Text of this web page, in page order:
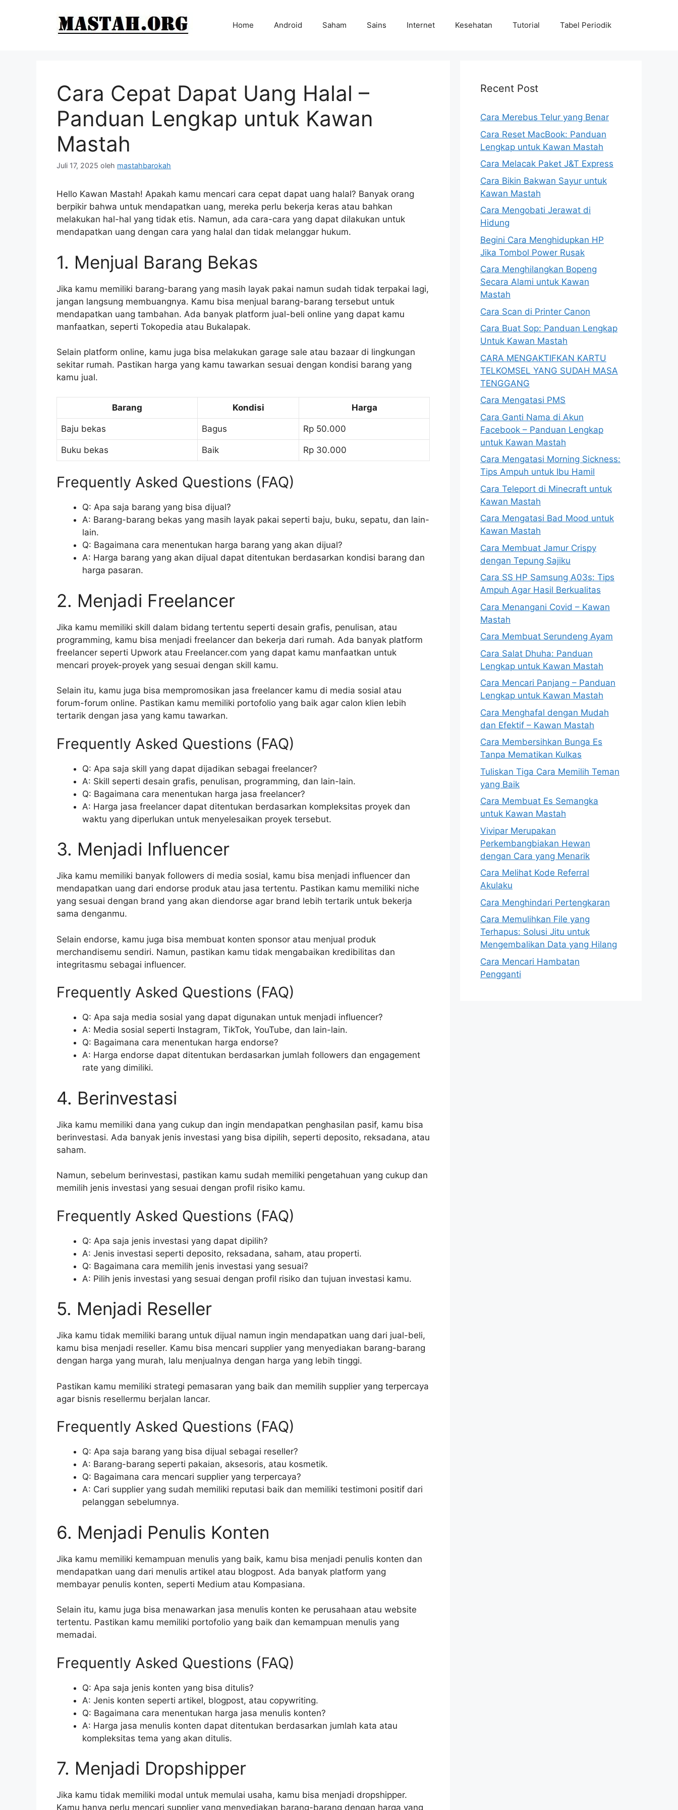
Home Android Saham Sains Internet Kesehatan Tutorial Tabel Periodik
Cara Cepat Dapat Uang Halal –
Panduan Lengkap untuk Kawan
Mastah
Juli 17, 2025 oleh mastahbarokah
Hello Kawan Mastah! Apakah kamu mencari cara cepat dapat uang halal? Banyak orang
berpikir bahwa untuk mendapatkan uang, mereka perlu bekerja keras atau bahkan
melakukan hal-hal yang tidak etis. Namun, ada cara-cara yang dapat dilakukan untuk
mendapatkan uang dengan cara yang halal dan tidak melanggar hukum.
1. Menjual Barang Bekas
Jika kamu memiliki barang-barang yang masih layak pakai namun sudah tidak terpakai lagi,
jangan langsung membuangnya. Kamu bisa menjual barang-barang tersebut untuk
mendapatkan uang tambahan. Ada banyak platform jual-beli online yang dapat kamu
manfaatkan, seperti Tokopedia atau Bukalapak.
Selain platform online, kamu juga bisa melakukan garage sale atau bazaar di lingkungan
sekitar rumah. Pastikan harga yang kamu tawarkan sesuai dengan kondisi barang yang
kamu jual.
Barang Kondisi Harga
Baju bekas Bagus Rp 50.000
Buku bekas Baik Rp 30.000
Frequently Asked Questions (FAQ)
Q: Apa saja barang yang bisa dijual?
A: Barang-barang bekas yang masih layak pakai seperti baju, buku, sepatu, dan lain-
lain.
Q: Bagaimana cara menentukan harga barang yang akan dijual?
A: Harga barang yang akan dijual dapat ditentukan berdasarkan kondisi barang dan
harga pasaran.
2. Menjadi Freelancer
Jika kamu memiliki skill dalam bidang tertentu seperti desain grafis, penulisan, atau
programming, kamu bisa menjadi freelancer dan bekerja dari rumah. Ada banyak platform
freelancer seperti Upwork atau Freelancer.com yang dapat kamu manfaatkan untuk
mencari proyek-proyek yang sesuai dengan skill kamu.
Selain itu, kamu juga bisa mempromosikan jasa freelancer kamu di media sosial atau
forum-forum online. Pastikan kamu memiliki portofolio yang baik agar calon klien lebih
tertarik dengan jasa yang kamu tawarkan.
Frequently Asked Questions (FAQ)
Q: Apa saja skill yang dapat dijadikan sebagai freelancer?
A: Skill seperti desain grafis, penulisan, programming, dan lain-lain.
Q: Bagaimana cara menentukan harga jasa freelancer?
A: Harga jasa freelancer dapat ditentukan berdasarkan kompleksitas proyek dan
waktu yang diperlukan untuk menyelesaikan proyek tersebut.
3. Menjadi Influencer
Jika kamu memiliki banyak followers di media sosial, kamu bisa menjadi influencer dan
mendapatkan uang dari endorse produk atau jasa tertentu. Pastikan kamu memiliki niche
yang sesuai dengan brand yang akan diendorse agar brand lebih tertarik untuk bekerja
sama denganmu.
Selain endorse, kamu juga bisa membuat konten sponsor atau menjual produk
merchandisemu sendiri. Namun, pastikan kamu tidak mengabaikan kredibilitas dan
integritasmu sebagai influencer.
Frequently Asked Questions (FAQ)
Q: Apa saja media sosial yang dapat digunakan untuk menjadi influencer?
A: Media sosial seperti Instagram, TikTok, YouTube, dan lain-lain.
Q: Bagaimana cara menentukan harga endorse?
A: Harga endorse dapat ditentukan berdasarkan jumlah followers dan engagement
rate yang dimiliki.
4. Berinvestasi
Jika kamu memiliki dana yang cukup dan ingin mendapatkan penghasilan pasif, kamu bisa
berinvestasi. Ada banyak jenis investasi yang bisa dipilih, seperti deposito, reksadana, atau
saham.
Namun, sebelum berinvestasi, pastikan kamu sudah memiliki pengetahuan yang cukup dan
memilih jenis investasi yang sesuai dengan profil risiko kamu.
Frequently Asked Questions (FAQ)
Q: Apa saja jenis investasi yang dapat dipilih?
A: Jenis investasi seperti deposito, reksadana, saham, atau properti.
Q: Bagaimana cara memilih jenis investasi yang sesuai?
A: Pilih jenis investasi yang sesuai dengan profil risiko dan tujuan investasi kamu.
5. Menjadi Reseller
Jika kamu tidak memiliki barang untuk dijual namun ingin mendapatkan uang dari jual-beli,
kamu bisa menjadi reseller. Kamu bisa mencari supplier yang menyediakan barang-barang
dengan harga yang murah, lalu menjualnya dengan harga yang lebih tinggi.
Pastikan kamu memiliki strategi pemasaran yang baik dan memilih supplier yang terpercaya
agar bisnis resellermu berjalan lancar.
Frequently Asked Questions (FAQ)
Q: Apa saja barang yang bisa dijual sebagai reseller?
A: Barang-barang seperti pakaian, aksesoris, atau kosmetik.
Q: Bagaimana cara mencari supplier yang terpercaya?
A: Cari supplier yang sudah memiliki reputasi baik dan memiliki testimoni positif dari
pelanggan sebelumnya.
6. Menjadi Penulis Konten
Jika kamu memiliki kemampuan menulis yang baik, kamu bisa menjadi penulis konten dan
mendapatkan uang dari menulis artikel atau blogpost. Ada banyak platform yang
membayar penulis konten, seperti Medium atau Kompasiana.
Selain itu, kamu juga bisa menawarkan jasa menulis konten ke perusahaan atau website
tertentu. Pastikan kamu memiliki portofolio yang baik dan kemampuan menulis yang
memadai.
Frequently Asked Questions (FAQ)
Q: Apa saja jenis konten yang bisa ditulis?
A: Jenis konten seperti artikel, blogpost, atau copywriting.
Q: Bagaimana cara menentukan harga jasa menulis konten?
A: Harga jasa menulis konten dapat ditentukan berdasarkan jumlah kata atau
kompleksitas tema yang akan ditulis.
7. Menjadi Dropshipper
Jika kamu tidak memiliki modal untuk memulai usaha, kamu bisa menjadi dropshipper.
Kamu hanya perlu mencari supplier yang menyediakan barang-barang dengan harga yang
Recent Post
Cara Merebus Telur yang Benar
Cara Reset MacBook: Panduan
Lengkap untuk Kawan Mastah
Cara Melacak Paket J&T Express
Cara Bikin Bakwan Sayur untuk
Kawan Mastah
Cara Mengobati Jerawat di
Hidung
Begini Cara Menghidupkan HP
Jika Tombol Power Rusak
Cara Menghilangkan Bopeng
Secara Alami untuk Kawan
Mastah
Cara Scan di Printer Canon
Cara Buat Sop: Panduan Lengkap
Untuk Kawan Mastah
CARA MENGAKTIFKAN KARTU
TELKOMSEL YANG SUDAH MASA
TENGGANG
Cara Mengatasi PMS
Cara Ganti Nama di Akun
Facebook – Panduan Lengkap
untuk Kawan Mastah
Cara Mengatasi Morning Sickness:
Tips Ampuh untuk Ibu Hamil
Cara Teleport di Minecraft untuk
Kawan Mastah
Cara Mengatasi Bad Mood untuk
Kawan Mastah
Cara Membuat Jamur Crispy
dengan Tepung Sajiku
Cara SS HP Samsung A03s: Tips
Ampuh Agar Hasil Berkualitas
Cara Menangani Covid – Kawan
Mastah
Cara Membuat Serundeng Ayam
Cara Salat Dhuha: Panduan
Lengkap untuk Kawan Mastah
Cara Mencari Panjang – Panduan
Lengkap untuk Kawan Mastah
Cara Menghafal dengan Mudah
dan Efektif – Kawan Mastah
Cara Membersihkan Bunga Es
Tanpa Mematikan Kulkas
Tuliskan Tiga Cara Memilih Teman
yang Baik
Cara Membuat Es Semangka
untuk Kawan Mastah
Vivipar Merupakan
Perkembangbiakan Hewan
dengan Cara yang Menarik
Cara Melihat Kode Referral
Akulaku
Cara Menghindari Pertengkaran
Cara Memulihkan File yang
Terhapus: Solusi Jitu untuk
Mengembalikan Data yang Hilang
Cara Mencari Hambatan
Pengganti